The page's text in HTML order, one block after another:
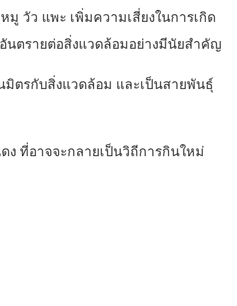
มู วัว แพะ เพิ่มความเสี่ยงในการเกิด
นตรายต่อสิ่งแวดล้อมอย่างมีนัยสําคัญ
ตรกับสิ่งแวดล้อม และเป็นสายพันธุ์
ง ที่อาจจะกลายเป็นวิถีการกินใหม่